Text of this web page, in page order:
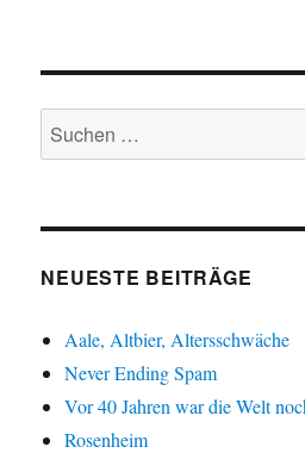
Suche
nach:
NEUESTE BEITRÄGE
Aale, Altbier, Altersschwäche
Never Ending Spam
Vor 40 Jahren war die Welt
Rosenheim